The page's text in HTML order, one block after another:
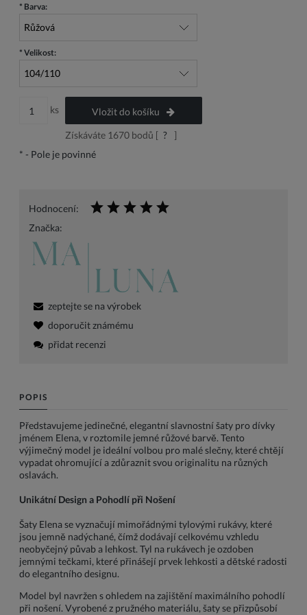
* Barva:
* Velikost:
ks
Vložit do košíku
Získáváte 1670bodů [ ?
]
* - Pole je povinné
Hodnocení:
Značka:
zeptejte se na výrobek
doporučit známému
přidat recenzi
POPIS
Představujeme jedinečné, elegantní slavnostní šaty pro dívky
jménem Elena, v roztomile jemné růžové barvě. Tento
výjimečný model je ideální volbou pro malé slečny, které chtějí
vypadat ohromující a zdůraznit svou originalitu na různých
oslavách.
Unikátní Design a Pohodlí při Nošení
Šaty Elena se vyznačují mimořádnými tylovými rukávy, které
jsou jemně nadýchané, čímž dodávají celkovému vzhledu
neobyčejný půvab a lehkost. Tyl na rukávech je ozdoben
jemnými tečkami, které přinášejí prvek lehkosti a dětské radosti
do elegantního designu.
Model byl navržen s ohledem na zajištění maximálního pohodlí
při nošení. Vyrobené z pružného materiálu, šaty se přizpůsobí